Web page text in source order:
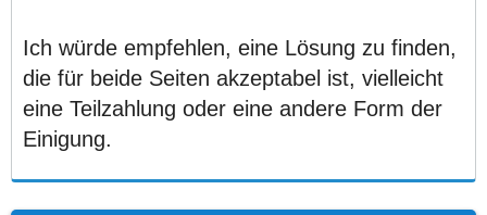
Ich würde empfehlen, eine Lösung zu finden,
die für beide Seiten akzeptabel ist, vielleicht
eine Teilzahlung oder eine andere Form der
Einigung.